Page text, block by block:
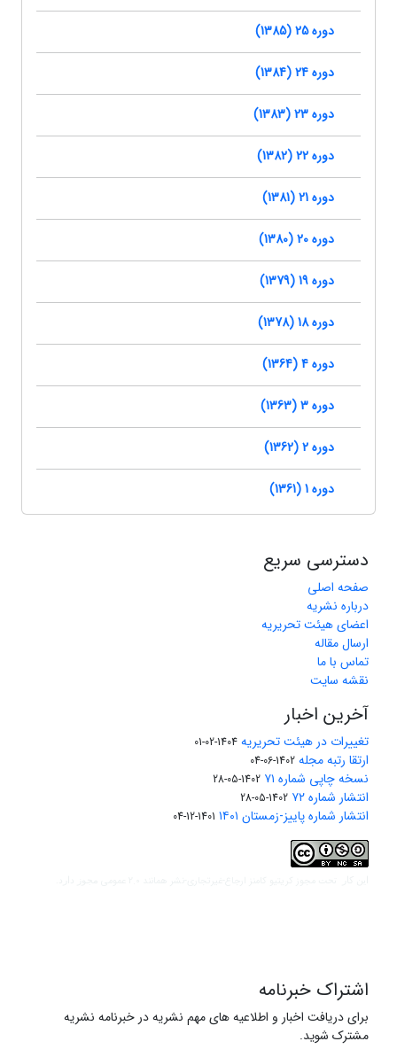
دوره 25 (1385)
دوره 24 (1384)
دوره 23 (1383)
دوره 22 (1382)
دوره 21 (1381)
دوره 20 (1380)
دوره 19 (1379)
دوره 18 (1378)
دوره 4 (1364)
دوره 3 (1363)
دوره 2 (1362)
دوره 1 (1361)
دسترسی سریع
صفحه اصلی
درباره نشریه
اعضای هیئت تحریریه
ارسال مقاله
تماس با ما
نقشه سایت
آخرین اخبار
تغییرات در هیئت تحریریه 1404-02-01
ارتقا رتبه مجله 1402-06-04
نسخه چاپی شماره ۷۱ 1402-05-28
انتشار شماره ۷۲ 1402-05-28
انتشار شماره پاییز-زمستان ۱۴۰۱ 1401-12-04
اشتراک خبرنامه
برای دریافت اخبار و اطلاعیه های مهم نشریه در خبرنامه نشریه
مشترک شوید.